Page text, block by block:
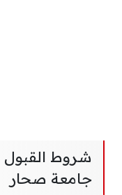
شروط القبول
جامعة صحار